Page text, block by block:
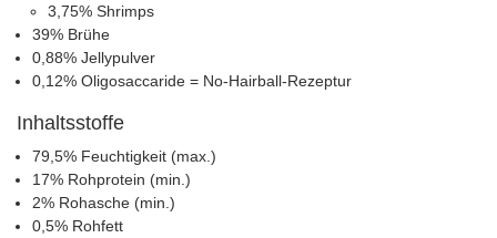
3,75% Shrimps
39% Brühe
0,88% Jellypulver
0,12% Oligosaccaride = No-Hairball-Rezeptur
Inhaltsstoffe
79,5% Feuchtigkeit (max.)
17% Rohprotein (min.)
2% Rohasche (min.)
0,5% Rohfett